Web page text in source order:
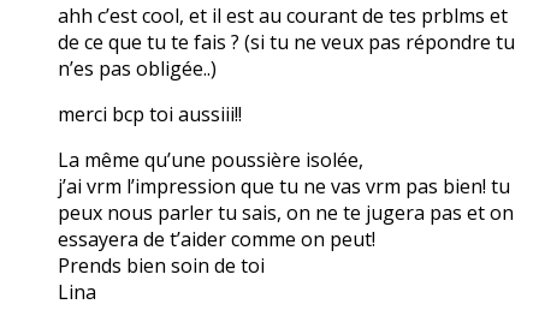
ahh c’est cool, et il est au courant de tes prblms et
de ce que tu te fais ? (si tu ne veux pas répondre tu
n’es pas obligée..)
merci bcp toi aussiii!!
La même qu’une poussière isolée,
j’ai vrm l’impression que tu ne vas vrm pas bien! tu
peux nous parler tu sais, on ne te jugera pas et on
essayera de t’aider comme on peut!
Prends bien soin de toi
Lina